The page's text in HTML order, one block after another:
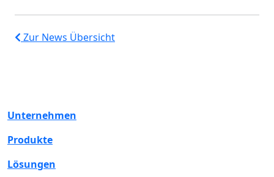
Zur News Übersicht
Unternehmen
Produkte
Lösungen